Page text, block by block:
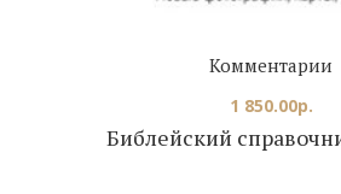
Библейский
Комментарии
1 850.00р.